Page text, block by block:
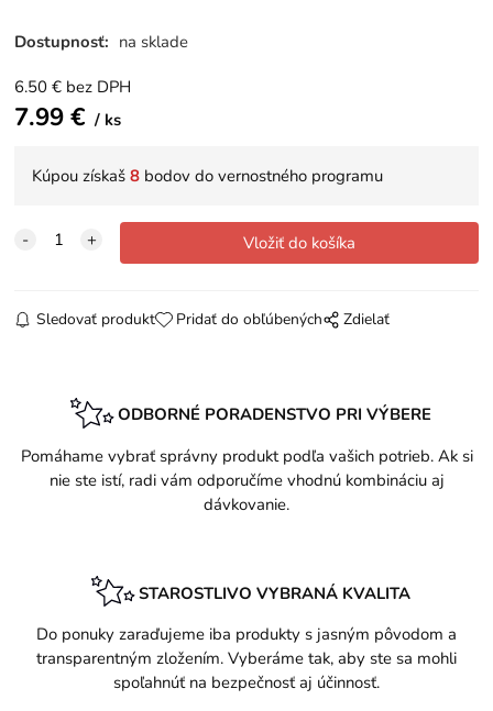
Dostupnosť: na sklade
6.50 € bez DPH
7.99€ ks
Kúpou získaš8 bodov do vernostného programu
Sledovať produkt Pridať do obľúbených Zdielať
ODBORNÉ PORADENSTVO PRI VÝBERE
Pomáhame vybrať správny produkt podľa vašich potrieb. Ak si
nie ste istí, radi vám odporučíme vhodnú kombináciu aj
dávkovanie.
STAROSTLIVO VYBRANÁ KVALITA
Do ponuky zaraďujeme iba produkty s jasným pôvodom a
transparentným zložením. Vyberáme tak, aby ste sa mohli
spoľahnúť na bezpečnosť aj účinnosť.